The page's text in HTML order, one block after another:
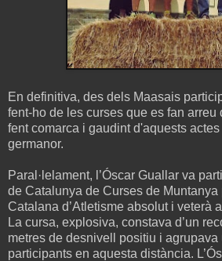
En definitiva, des dels Maasais
fent-ho de les curses que es fan arreu
fent comarca i gaudint d'aquests
germanor.
Paral·lelament, l’Óscar Guallar va
de Catalunya de Curses de
Catalana d’Atletisme absolut i veterà
La cursa, explosiva, constava d’un
metres de desnivell positiu i agrupava
participants en aquesta distància.